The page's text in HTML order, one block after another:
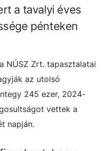
a tavalyi éves
pénteken
NÚSZ Zrt. tapasztalatai
az utolsó
245 ezer, 2024-
vettek a
napján.